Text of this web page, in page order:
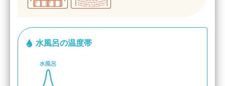
水風呂の温度帯